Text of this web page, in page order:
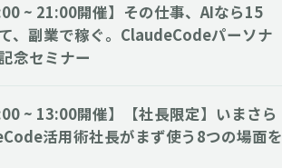
~ 21:00開催】その仕事、AIなら15
、副業で稼ぐ。ClaudeCodeパーソナ
念セミナー
~ 13:00開催】【社長限定】いまさら
活用術社長がまず使う8つの場面を